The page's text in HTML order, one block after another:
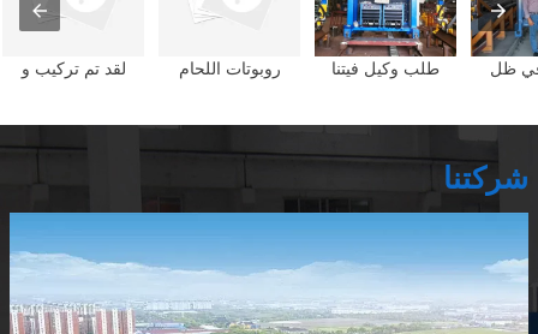
لقد تم تركيب و روبوتات اللحام طلب وكيل فيتنا في ظل
شركتنا